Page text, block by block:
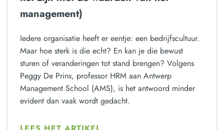
management)
Iedere organisatie heeft er eentje: een bedrijfscultuur.
Maar hoe sterk is die echt? En kan je die bewust
sturen of veranderingen tot stand brengen? Volgens
Peggy De Prins, professor HRM aan Antwerp
Management School (AMS), is het antwoord minder
evident dan vaak wordt gedacht.